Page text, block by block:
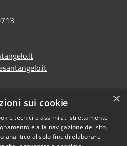
TelegramWhatsapp ×
sui cookie
tecnici e assimilati strettamente
e alla navigazione del sito,
analitico al solo fine di elaborare